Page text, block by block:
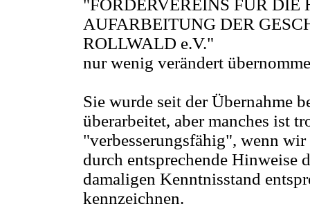
"FÖRDERVEREINS FÜR DIE
AUFARBEITUNG DER
ROLLWALD e.V."
nur wenig verändert
Sie wurde seit der Übernahme
überarbeitet, aber manches ist
"verbesserungsfähig", wenn wir
durch entsprechende Hinweise
damaligen Kenntnisstand
kennzeichnen.